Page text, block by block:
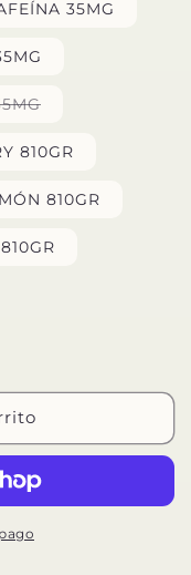
35MG
Variante
no
810GR
810GR